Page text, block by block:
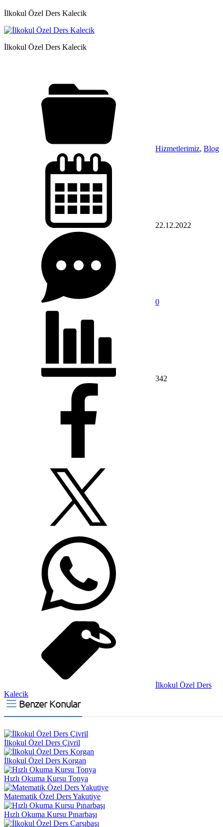
İlkokul Özel Ders Kalecik
İlkokul Özel Ders Kalecik
Hizmetlerimiz, Blog
22.12.2022
0
342
İlkokul Özel Ders
Kalecik
Benzer Konular
İlkokul Özel Ders Çivril
İlkokul Özel Ders Korgan
Hızlı Okuma Kursu Tonya
Matematik Özel Ders Yakutiye
Hızlı Okuma Kursu Pınarbaşı